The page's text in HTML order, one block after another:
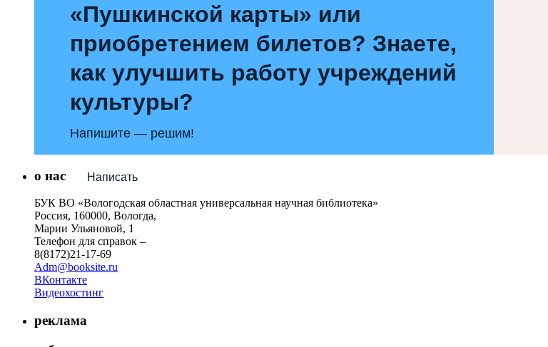
«Пушкинской карты» или
приобретением билетов? Знаете,
как улучшить работу учреждений
культуры?
Напишите — решим!
Написать
о нас
БУК ВО «Вологодская областная универсальная научная библиотека»
Россия, 160000, Вологда,
Марии Ульяновой, 1
Телефон для справок –
8(8172)21-17-69
Adm@booksite.ru
ВКонтакте
Видеохостинг
реклама